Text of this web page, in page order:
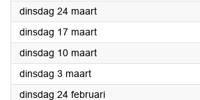
dinsdag 24 maart2026
dinsdag 17 maart2026
dinsdag 10 maart2026
dinsdag 3 maart2026
dinsdag 24 februari2026